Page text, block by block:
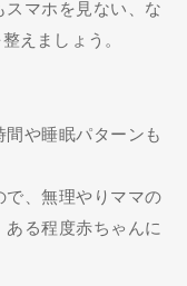
マホを見ない、な
えましょう。
や睡眠パターンも
、無理やりママの
る程度赤ちゃんに